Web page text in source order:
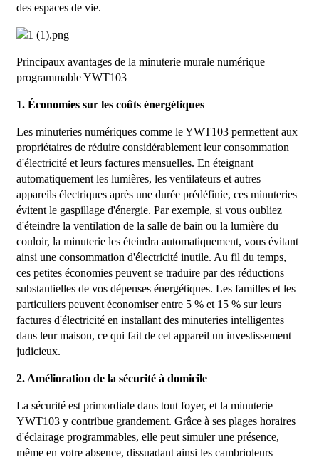
des espaces de vie.
Principaux avantages de la minuterie murale numérique
programmable YWT103
1. Économies sur les coûts énergétiques
Les minuteries numériques comme le YWT103 permettent aux
propriétaires de réduire considérablement leur consommation
d'électricité et leurs factures mensuelles. En éteignant
automatiquement les lumières, les ventilateurs et autres
appareils électriques après une durée prédéfinie, ces minuteries
évitent le gaspillage d'énergie. Par exemple, si vous oubliez
d'éteindre la ventilation de la salle de bain ou la lumière du
couloir, la minuterie les éteindra automatiquement, vous évitant
ainsi une consommation d'électricité inutile. Au fil du temps,
ces petites économies peuvent se traduire par des réductions
substantielles de vos dépenses énergétiques. Les familles et les
particuliers peuvent économiser entre 5 % et 15 % sur leurs
factures d'électricité en installant des minuteries intelligentes
dans leur maison, ce qui fait de cet appareil un investissement
judicieux.
2. Amélioration de la sécurité à domicile
La sécurité est primordiale dans tout foyer, et la minuterie
YWT103 y contribue grandement. Grâce à ses plages horaires
d'éclairage programmables, elle peut simuler une présence,
même en votre absence, dissuadant ainsi les cambrioleurs